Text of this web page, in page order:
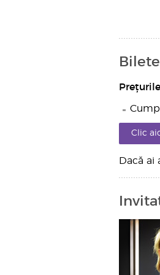
Bilete
Clic
Dacă ai